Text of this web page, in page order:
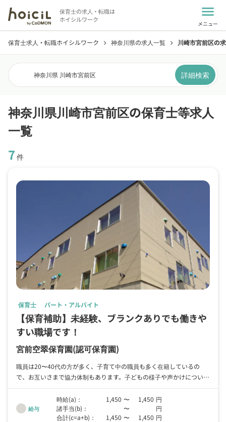
保育士の求人・転職は
ホイシルワーク
menu
メニュー
保育士求人・転職ホイシルワーク chevron_right 神奈川県の求人一覧 chevron_right 川崎市宮前区の
神奈川県 川崎市宮前区 詳細検索
神奈川県川崎市宮前区の保育士等求人
一覧
7 件
保育士 パート・アルバイト
【保育補助】未経験、ブランクありでも働きや
すい職場です！
宮前空翠保育園(認可保育園)
職員は20〜40代の方が多く、子育て中の職員も多く在籍しているの
で、お互いさまで協力体制もあります。子どもの様子や声かけについて
の相談がしやすい職場です。
給与
時給(a)： 1,450 〜 1,450 円
諸手当(b)：
〜
円
合計(c=a+b)：
1,450 〜 1,450 円